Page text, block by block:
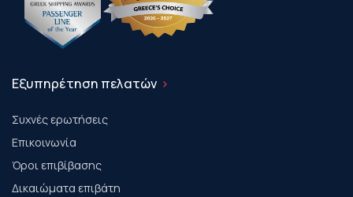
Εξυπηρέτηση πελατών
Συχνές ερωτήσεις
Επικοινωνία
Όροι επιβίβασης
Δικαιώματα επιβάτη